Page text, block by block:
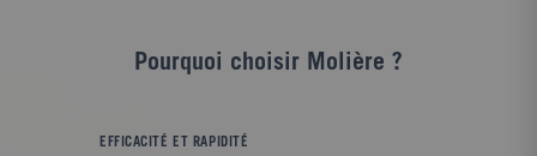
Pourquoi choisir Molière ?
EFFICACITÉ ET RAPIDITÉ